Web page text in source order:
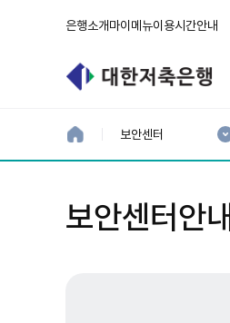
은행소개마이메뉴이용시간안내
홈
재
1
류
보안센터
보안센터안내